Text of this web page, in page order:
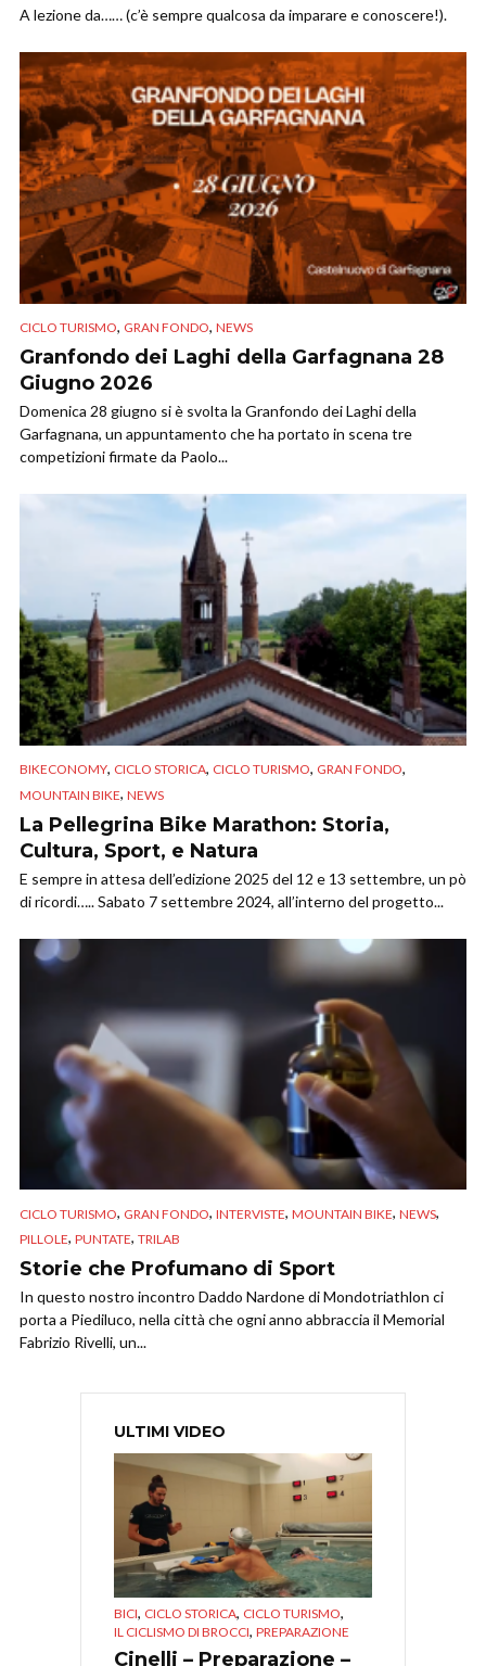
A lezione da…… (c’è sempre qualcosa da imparare e conoscere!).
CICLO TURISMO, GRAN FONDO, NEWS
Granfondo dei Laghi della Garfagnana 28
Giugno 2026
Domenica 28 giugno si è svolta la Granfondo dei Laghi della
Garfagnana, un appuntamento che ha portato in scena tre
competizioni firmate da Paolo...
BIKECONOMY, CICLO STORICA, CICLO TURISMO, GRAN FONDO,
MOUNTAIN BIKE, NEWS
La Pellegrina Bike Marathon: Storia,
Cultura, Sport, e Natura
E sempre in attesa dell’edizione 2025 del 12 e 13 settembre, un pò
di ricordi….. Sabato 7 settembre 2024, all’interno del progetto...
CICLO TURISMO, GRAN FONDO, INTERVISTE, MOUNTAIN BIKE, NEWS,
PILLOLE, PUNTATE, TRILAB
Storie che Profumano di Sport
In questo nostro incontro Daddo Nardone di Mondotriathlon ci
porta a Piediluco, nella città che ogni anno abbraccia il Memorial
Fabrizio Rivelli, un...
ULTIMI VIDEO
BICI, CICLO STORICA, CICLO TURISMO,
IL CICLISMO DI BROCCI, PREPARAZIONE
Cinelli – Preparazione –